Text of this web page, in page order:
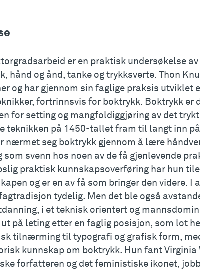
er en praktisk undersøkelse
hånd og ånd, tanke og trykksverte. Thon
og har gjennom sin faglige praksis utviklet
fortrinnsvis for boktrykk. Boktrykk er
for setting og mangfoldiggjøring av det
teknikken på 1450-tallet fram til langt inn
nærmet seg boktrykk gjennom å lære
som svenn hos noen av de få gjenlevende
praktisk kunnskapsoverføring har hun
og er en av få som bringer den videre. I
tydelig. Men det ble også
i et teknisk orientert og
ut på leting etter en faglig posisjon, som lot
tilnærming til typografi og grafisk form,
kunnskap om boktrykk. Hun fant Virginia
forfatteren og det feministiske ikonet,